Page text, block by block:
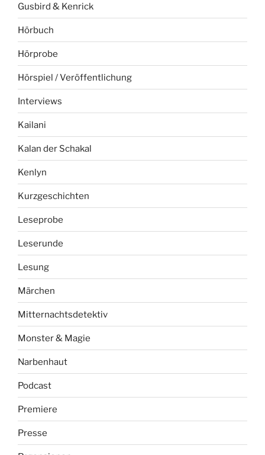
Gusbird & Kenrick
Hörbuch
Hörprobe
Hörspiel / Veröffentlichung
Interviews
Kailani
Kalan der Schakal
Kenlyn
Kurzgeschichten
Leseprobe
Leserunde
Lesung
Märchen
Mitternachtsdetektiv
Monster & Magie
Narbenhaut
Podcast
Premiere
Presse